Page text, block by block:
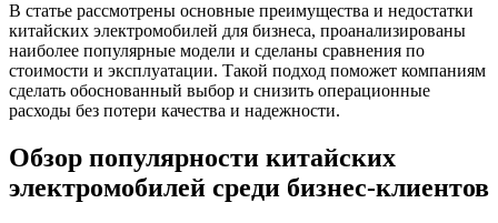
В статье рассмотрены основные преимущества и недостатки
китайских электромобилей для бизнеса, проанализированы
наиболее популярные модели и сделаны сравнения по
стоимости и эксплуатации. Такой подход поможет компаниям
сделать обоснованный выбор и снизить операционные
расходы без потери качества и надежности.
Обзор популярности китайских
электромобилей среди бизнес-клиентов